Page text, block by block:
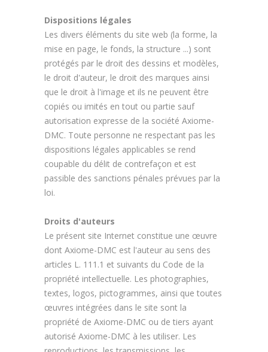
Dispositions légales
Les divers éléments du site web (la forme, la
mise en page, le fonds, la structure ...) sont
protégés par le droit des dessins et modèles,
le droit d'auteur, le droit des marques ainsi
que le droit à l'image et ils ne peuvent être
copiés ou imités en tout ou partie sauf
autorisation expresse de la société Axiome-
DMC. Toute personne ne respectant pas les
dispositions légales applicables se rend
coupable du délit de contrefaçon et est
passible des sanctions pénales prévues par la
loi.
Droits d'auteurs
Le présent site Internet constitue une œuvre
dont Axiome-DMC est l'auteur au sens des
articles L. 111.1 et suivants du Code de la
propriété intellectuelle. Les photographies,
textes, logos, pictogrammes, ainsi que toutes
œuvres intégrées dans le site sont la
propriété de Axiome-DMC ou de tiers ayant
autorisé Axiome-DMC à les utiliser. Les